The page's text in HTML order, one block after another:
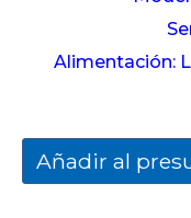
Alimentación:
Añadir al